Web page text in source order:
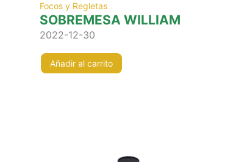
Focos y Regletas
SOBREMESA WILLIAM
2022-12-30
Añadir al carrito